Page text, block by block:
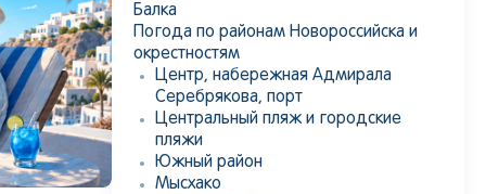
Балка
Погода по районам Новороссийска и
окрестностям
Центр, набережная Адмирала
Серебрякова, порт
Центральный пляж и городские
пляжи
Южный район
Мысхако